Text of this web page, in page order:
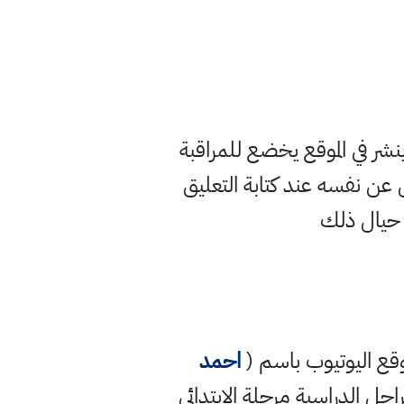
في الموقع يخضع للمراقبة
نفسه عند كتابة التعليق
حيال ذلك
اليوتيوب باسم (احمد
الدراسية مرحلة الابتدائي